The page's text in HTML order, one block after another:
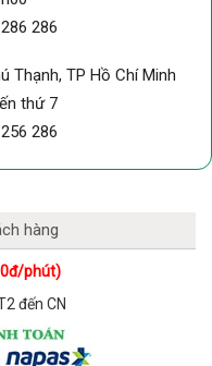
286
Thạnh, TP Hồ Chí Minh
thứ 7
286
hàng
phút)
đến CN